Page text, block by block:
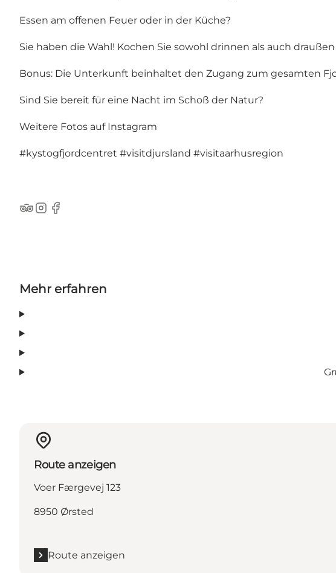
Essen am offenen Feuer oder in der Küche?
Sie haben die Wahl! Kochen Sie sowohl drinnen als auch
Bonus: Die Unterkunft beinhaltet den Zugang zum gesamten
Sind Sie bereit für eine Nacht im Schoß der Natur?
Weitere Fotos auf Instagram
#kystogfjordcentret #visitdjursland #visitaarhusregion
TripAdvisor
Instagram
Facebook
Mehr erfahren
Route anzeigen
Voer Færgevej 123
8950 Ørsted
Route anzeigen